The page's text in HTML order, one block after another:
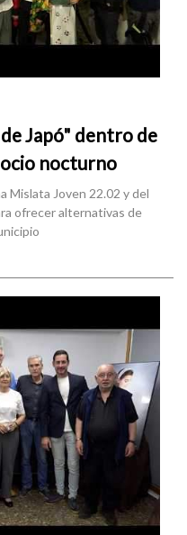
Japó" dentro de
nocturno
Mislata Joven 22.02 y del
ofrecer alternativas de